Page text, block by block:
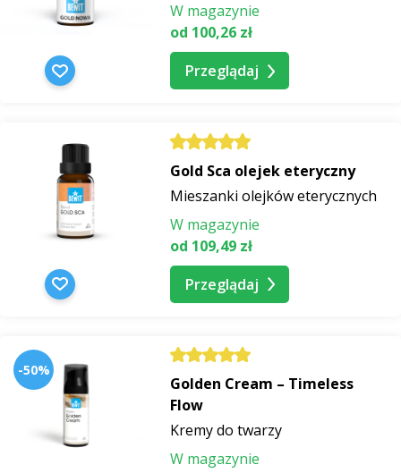
W magazynie
od 100,26 zł
Przeglądaj
Gold Sca olejek eteryczny
Mieszanki olejków eterycznych
W magazynie
od 109,49 zł
Przeglądaj
-50%
Golden Cream – Timeless
Flow
Kremy do twarzy
W magazynie